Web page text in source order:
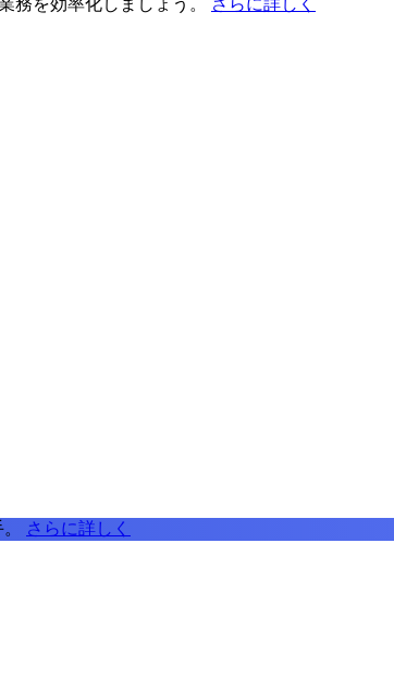
務を効率化しましょう。
さらに詳しく
さらに詳しく